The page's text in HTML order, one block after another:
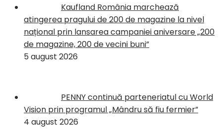
Kaufland România marchează
atingerea pragului de 200 de magazine la nivel
național prin lansarea campaniei aniversare „200
de magazine, 200 de vecini buni”
5 august 2026
PENNY continuă parteneriatul cu World
Vision prin programul „Mândru să fiu fermier”
4 august 2026